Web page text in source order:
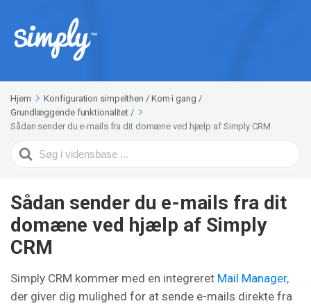
Hjem Konfiguration simpelthen / Kom i gang /
Grundlæggende funktionalitet /
Sådan sender du e-mails fra dit domæne ved hjælp af Simply CRM
Search
For
Sådan sender du e-mails fra dit
domæne ved hjælp af Simply
CRM
Simply CRM kommer med en integreret Mail Manager,
der giver dig mulighed for at sende e-mails direkte fra